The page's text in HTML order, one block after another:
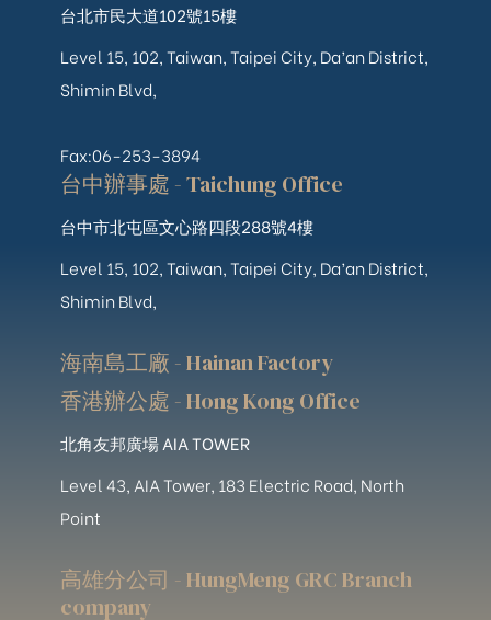
台北市民大道102號15樓
Level 15, 102, Taiwan, Taipei City, Da’an District,
Shimin Blvd,
Fax:06-253-3894
台中辦事處 - Taichung Office
台中市北屯區文心路四段288號4樓
Level 15, 102, Taiwan, Taipei City, Da’an District,
Shimin Blvd,
海南島工廠 - Hainan Factory
香港辦公處 - Hong Kong Office
北角友邦廣場 AIA TOWER
Level 43, AIA Tower, 183 Electric Road, North
Point
高雄分公司 - HungMeng GRC Branch
company